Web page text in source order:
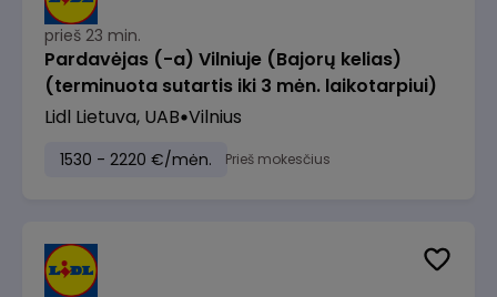
prieš 23 min.
Pardavėjas (-a) Vilniuje (Bajorų kelias)
(terminuota sutartis iki 3 mėn. laikotarpiui)
Lidl Lietuva, UAB Vilnius
1530 - 2220 €/mėn. Prieš mokesčius